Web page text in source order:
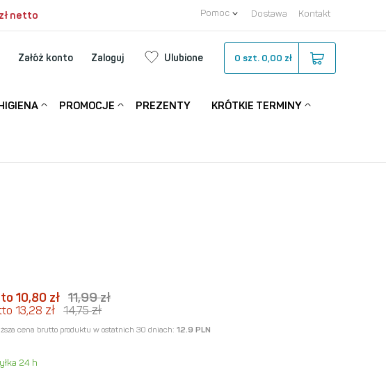
netto Pomoc Dostawa Kontakt
Załóż konto Zaloguj Ulubione 0 szt. 0,00 zł
PROMOCJE PREZENTY KRÓTKIE TERMINY
10,80 zł 11,99zł
13,28 zł 14,75zł
cena brutto produktu w ostatnich 30 dniach:12.9 PLN
24 h